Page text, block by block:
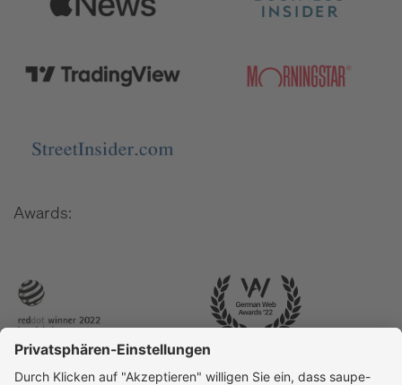
Awards: